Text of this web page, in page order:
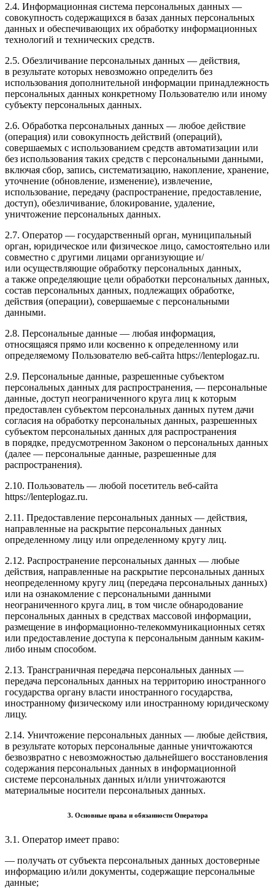
2.4. Информационная система персональных данных —
совокупность содержащихся в базах данных персональных
данных и обеспечивающих их обработку информационных
технологий и технических средств.
2.5. Обезличивание персональных данных — действия,
в результате которых невозможно определить без
использования дополнительной информации принадлежность
персональных данных конкретному Пользователю или иному
субъекту персональных данных.
2.6. Обработка персональных данных — любое действие
(операция) или совокупность действий (операций),
совершаемых с использованием средств автоматизации или
без использования таких средств с персональными данными,
включая сбор, запись, систематизацию, накопление, хранение,
уточнение (обновление, изменение), извлечение,
использование, передачу (распространение, предоставление,
доступ), обезличивание, блокирование, удаление,
уничтожение персональных данных.
2.7. Оператор — государственный орган, муниципальный
орган, юридическое или физическое лицо, самостоятельно или
совместно с другими лицами организующие и/
или осуществляющие обработку персональных данных,
а также определяющие цели обработки персональных данных,
состав персональных данных, подлежащих обработке,
действия (операции), совершаемые с персональными
данными.
2.8. Персональные данные — любая информация,
относящаяся прямо или косвенно к определенному или
определяемому Пользователю веб-сайта https://lenteplogaz.ru.
2.9. Персональные данные, разрешенные субъектом
персональных данных для распространения, — персональные
данные, доступ неограниченного круга лиц к которым
предоставлен субъектом персональных данных путем дачи
согласия на обработку персональных данных, разрешенных
субъектом персональных данных для распространения
в порядке, предусмотренном Законом о персональных данных
(далее — персональные данные, разрешенные для
распространения).
2.10. Пользователь — любой посетитель веб-сайта
https://lenteplogaz.ru.
2.11. Предоставление персональных данных — действия,
направленные на раскрытие персональных данных
определенному лицу или определенному кругу лиц.
2.12. Распространение персональных данных — любые
действия, направленные на раскрытие персональных данных
неопределенному кругу лиц (передача персональных данных)
или на ознакомление с персональными данными
неограниченного круга лиц, в том числе обнародование
персональных данных в средствах массовой информации,
размещение в информационно-телекоммуникационных сетях
или предоставление доступа к персональным данным каким-
либо иным способом.
2.13. Трансграничная передача персональных данных —
передача персональных данных на территорию иностранного
государства органу власти иностранного государства,
иностранному физическому или иностранному юридическому
лицу.
2.14. Уничтожение персональных данных — любые действия,
в результате которых персональные данные уничтожаются
безвозвратно с невозможностью дальнейшего восстановления
содержания персональных данных в информационной
системе персональных данных и/или уничтожаются
материальные носители персональных данных.
3. Основные права и обязанности Оператора
3.1. Оператор имеет право:
— получать от субъекта персональных данных достоверные
информацию и/или документы, содержащие персональные
данные;